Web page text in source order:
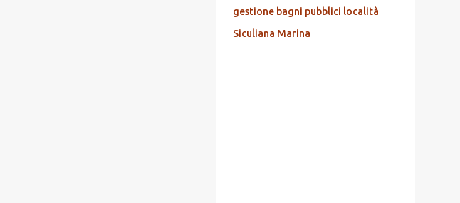
gestione bagni pubblici località
Siculiana Marina